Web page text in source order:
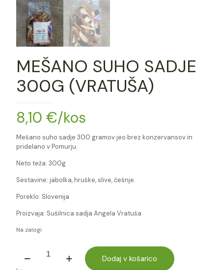
MEŠANO SUHO SADJE
300G (VRATUŠA)
8,10 €/kos
Mešano suho sadje 300 gramov jeo brez konzervansov in
pridelano v Pomurju.
Neto teža: 300g
Sestavine: jabolka, hruške, slive, češnje.
Poreklo: Slovenija
Proizvaja: Sušilnica sadja Angela Vratuša
Na zalogi
Dodaj v košarico